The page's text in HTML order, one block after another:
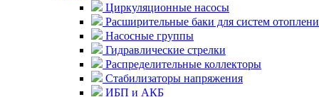
Циркуляционные насосы
Расширительные баки для систем
Насосные группы
Гидравлические стрелки
Распределительные коллекторы
Стабилизаторы напряжения
ИБП и АКБ